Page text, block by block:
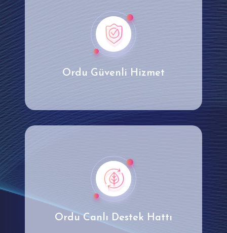
Ordu Güvenli Hizmet
Ordu Canlı Destek Hattı